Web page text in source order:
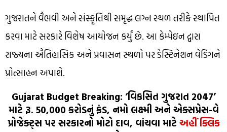
ગુજરાતને વૈભવી અને સંસ્કૃતિથી સમૃદ્ધ લગ્ન સ્થળ તરીકે સ્થાપિત
કરવા માટે સરકારે વિશેષ આયોજન કર્યું છે. આ કેમ્પેઇન દ્વારા
રાજ્યના ઐતિહાસિક અને પ્રવાસન સ્થળો પર ડેસ્ટિનેશન વેડિંગને
પ્રોત્સાહન અપાશે.
Gujarat Budget Breaking: ‘વિકસિત ગુજરાત 2047’
માટે રૂ. 50,000 કરોડનું ફંડ, નમો લક્ષ્મી અને એક્સપ્રેસ-વે
પ્રોજેક્ટ્સ પર સરકારનો મોટો દાવ, વાંચવા માટે અહીં ક્લિક